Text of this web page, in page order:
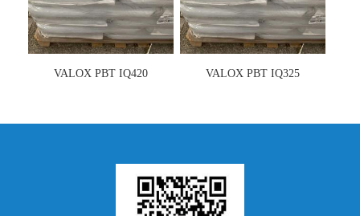
VALOX PBT IQ420 VALOX PBT IQ325